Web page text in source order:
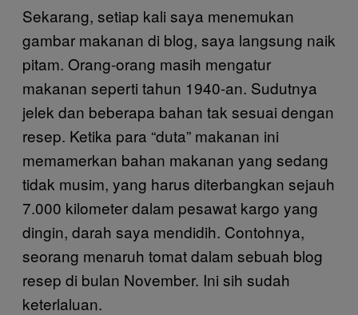
Sekarang, setiap kali saya menemukan
gambar makanan di blog, saya langsung naik
pitam. Orang-orang masih mengatur
makanan seperti tahun 1940-an. Sudutnya
jelek dan beberapa bahan tak sesuai dengan
resep. Ketika para “duta” makanan ini
memamerkan bahan makanan yang sedang
tidak musim, yang harus diterbangkan sejauh
7.000 kilometer dalam pesawat kargo yang
dingin, darah saya mendidih. Contohnya,
seorang menaruh tomat dalam sebuah blog
resep di bulan November. Ini sih sudah
keterlaluan.